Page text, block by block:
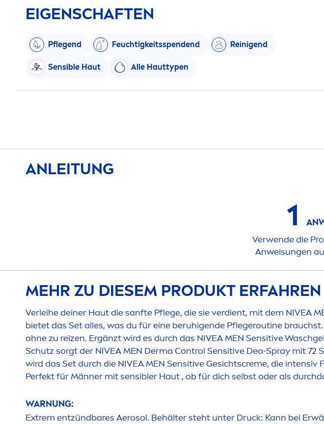
EIGENSCHAFTEN
Pflegend Feuchtigkeitsspendend Reinigend
Sensible Haut Alle Hauttypen
ANLEITUNG
1
Verwende die
Anweisungen
MEHR ZU DIESEM PRODUKT ERFAHREN
Verleihe deiner Haut die sanfte Pflege, die sie verdient, mit dem NIVEA
bietet das Set alles, was du für eine beruhigende Pflegeroutine brauchst.
ohne zu reizen. Ergänzt wird es durch das NIVEAMEN Sensitive
Schutz sorgt der NIVEAMEN Derma Control Sensitive Deo-Spray mit 72
wird das Set durch die NIVEAMEN Sensitive Gesichtscreme, die intensiv
Perfekt für Männer mit sensibler Haut , ob für dich selbst oder als
WARNUNG:
Extrem entzündbares Aerosol. Behälter steht unter Druck: Kann bei